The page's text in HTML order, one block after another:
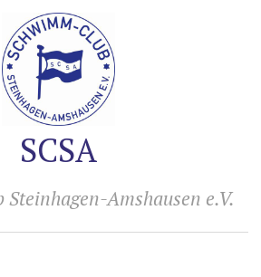
SCSA
Amshausen e.V.